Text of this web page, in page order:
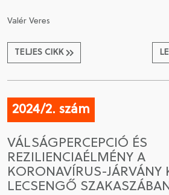
Valér Veres
TELJES CIKK
2024/2. szám
VÁLSÁGPERCEPCIÓ ÉS
REZILIENCIAÉLMÉNY A
KORONAVÍRUS-JÁRVÁNY
LECSENGŐ